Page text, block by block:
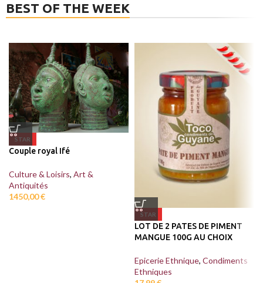
BEST OF THE WEEK
STAR
Couple royal Ifé
Culture & Loisirs, Art &
Antiquités
1450,00€
STAR
LOT DE 2 PATES DE PIMENT
MANGUE 100G AU CHOIX
Epicerie Ethnique, Condiments
Ethniques